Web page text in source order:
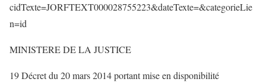
cidTexte=JORFTEXT000028755223&dateTexte=&categorieLie
n=id
MINISTERE DE LA JUSTICE
19 Décret du 20 mars 2014 portant mise en disponibilité